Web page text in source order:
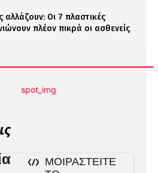
Οι 7 πλαστικές
πλέον πικρά οι ασθενείς